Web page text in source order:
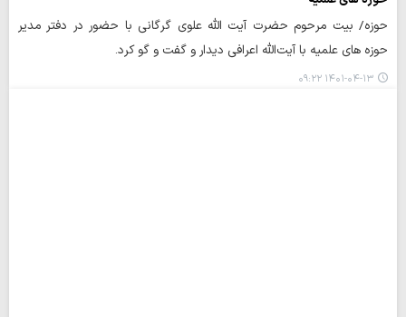
حوزه/ بیت مرحوم حضرت آیت الله علوی گرگانی با حضور در دفتر مدیر
حوزه های علمیه با آیت‌الله اعرافی دیدار و گفت و گو کرد.
۱۴۰۱-۰۴-۱۳ ۰۹:۲۲